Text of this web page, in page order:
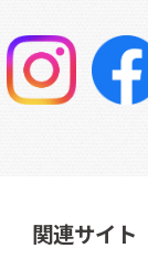
関連サイト